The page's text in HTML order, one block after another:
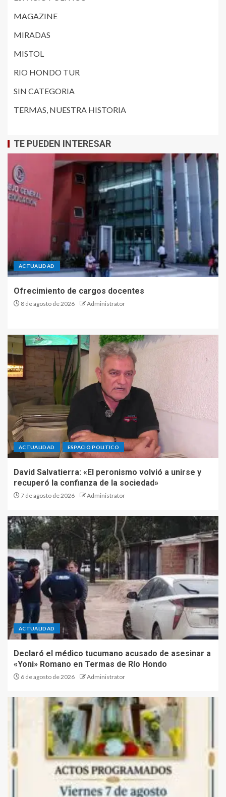
MAGAZINE
MIRADAS
MISTOL
RIO HONDO TUR
SIN CATEGORIA
TERMAS, NUESTRA HISTORIA
TE PUEDEN INTERESAR
ACTUALIDAD
Ofrecimiento de cargos docentes
8 de agosto de 2026 Administrator
ACTUALIDAD ESPACIO POLITICO
David Salvatierra: «El peronismo volvió a unirse y
recuperó la confianza de la sociedad»
7 de agosto de 2026 Administrator
ACTUALIDAD
Declaró el médico tucumano acusado de asesinar a
«Yoni» Romano en Termas de Río Hondo
6 de agosto de 2026 Administrator